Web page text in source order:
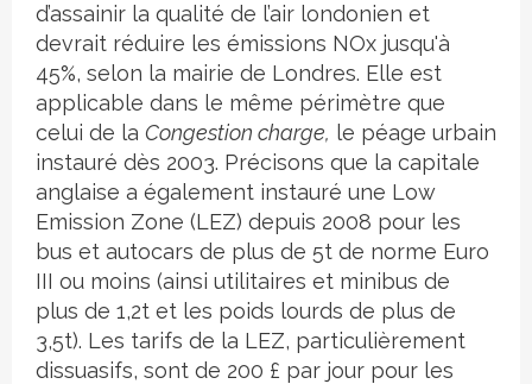
d’assainir la qualité de l’air londonien et
devrait réduire les émissions NOx jusqu'à
45%, selon la mairie de Londres. Elle est
applicable dans le même périmètre que
celui de la Congestion charge, le péage urbain
instauré dès 2003. Précisons que la capitale
anglaise a également instauré une Low
Emission Zone (LEZ) depuis 2008 pour les
bus et autocars de plus de 5t de norme Euro
III ou moins (ainsi utilitaires et minibus de
plus de 1,2t et les poids lourds de plus de
3,5t). Les tarifs de la LEZ, particulièrement
dissuasifs, sont de 200 £ par jour pour les